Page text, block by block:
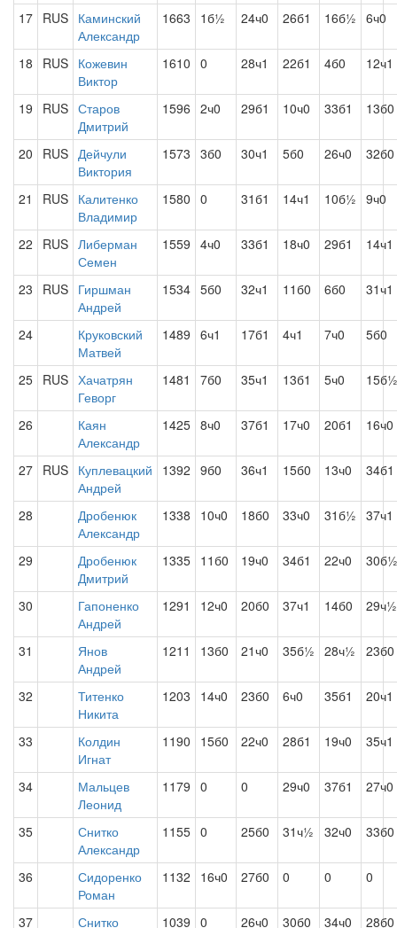
17 RUS Каминский
Александр
1663 1б½ 24ч0 26б1 16б½ 6ч0
18 RUS Кожевин
Виктор
1610 0 28ч1 22б1 4б0 12ч1
19 RUS Старов
Дмитрий
1596 2ч0 29б1 10ч0 33б1 13б0
20 RUS Дейчули
Виктория
1573 3б0 30ч1 5б0 26ч0 32б0
21 RUS Калитенко
Владимир
1580 0 31б1 14ч1 10б½ 9ч0
22 RUS Либерман
Семен
1559 4ч0 33б1 18ч0 29б1 14ч1
23 RUS Гиршман
Андрей
1534 5б0 32ч1 11б0 6б0 31ч1
24
Круковский
Матвей
1489 6ч1 17б1 4ч1 7ч0 5б0
25 RUS Хачатрян
Геворг
1481 7б0 35ч1 13б1 5ч0 15б½
26
Каян
Александр
1425 8ч0 37б1 17ч0 20б1 16ч0
27 RUS Куплевацкий
Андрей
1392 9б0 36ч1 15б0 13ч0 34б1
28
Дробенюк
Александр
1338 10ч0 18б0 33ч0 31б½ 37ч1
29
Дробенюк
Дмитрий
1335 11б0 19ч0 34б1 22ч0 30б½
30
Гапоненко
Андрей
1291 12ч0 20б0 37ч1 14б0 29ч½
31
Янов
Андрей
1211 13б0 21ч0 35б½ 28ч½ 23б0
32
Титенко
Никита
1203 14ч0 23б0 6ч0 35б1 20ч1
33
Колдин
Игнат
1190 15б0 22ч0 28б1 19ч0 35ч1
34
Мальцев
Леонид
1179 0 0 29ч0 37б1 27ч0
35
Снитко
Александр
1155 0 25б0 31ч½ 32ч0 33б0
36
Сидоренко
Роман
1132 16ч0 27б0 0 0 0
37 Снитко 1039 0 26ч0 30б0 34ч0 28б0